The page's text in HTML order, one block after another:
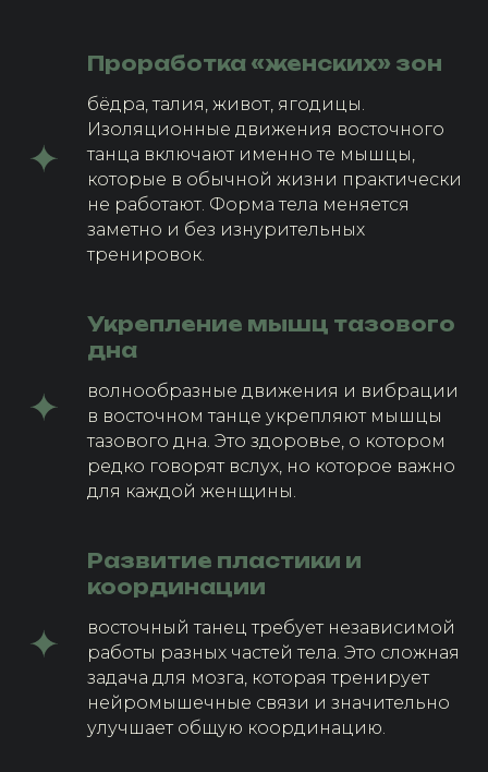
Проработка «женских» зон
бёдра, талия, живот, ягодицы.
Изоляционные движения восточного
танца включают именно те мышцы,
которые в обычной жизни практически
не работают. Форма тела меняется
заметно и без изнурительных
тренировок.
Укрепление мышц тазового
дна
волнообразные движения и вибрации
в восточном танце укрепляют мышцы
тазового дна. Это здоровье, о котором
редко говорят вслух, но которое важно
для каждой женщины.
Развитие пластики и
координации
восточный танец требует независимой
работы разных частей тела. Это сложная
задача для мозга, которая тренирует
нейромышечные связи и значительно
улучшает общую координацию.